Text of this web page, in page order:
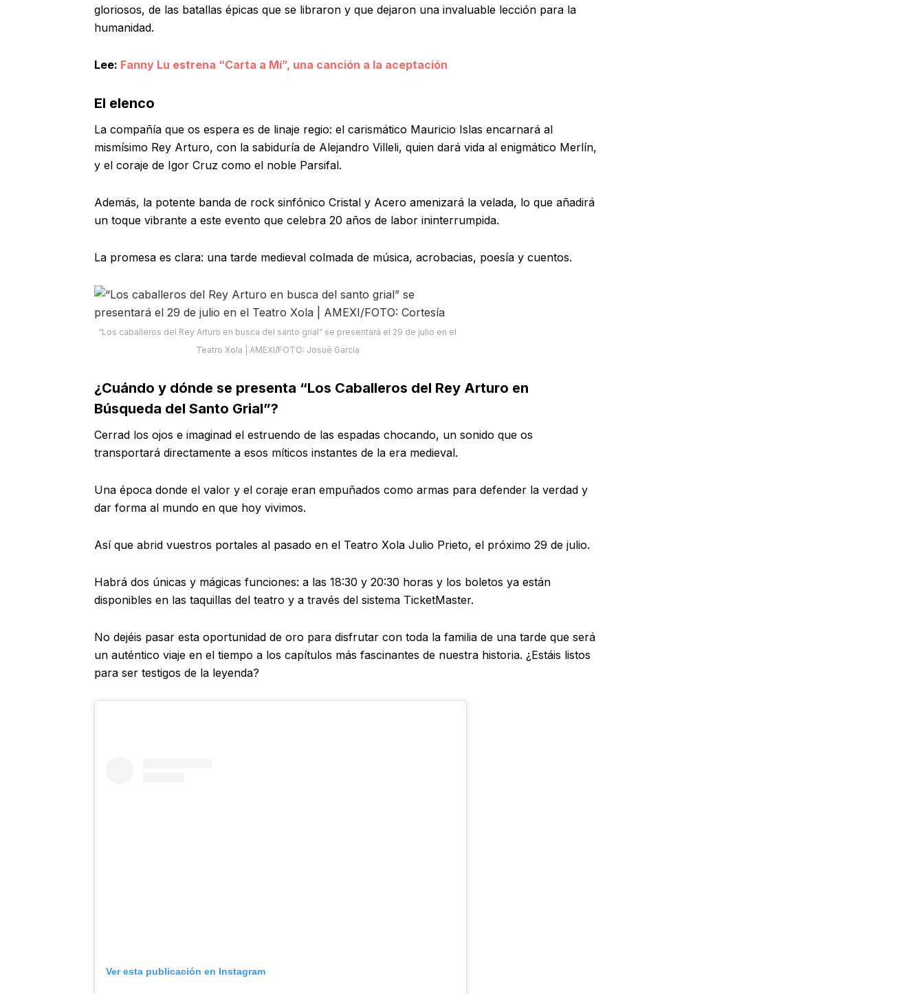
gloriosos, de las batallas épicas que se libraron y que dejaron una invaluable lección para la
humanidad.
Lee: Fanny Lu estrena “Carta a Mí”, una canción a la aceptación
El elenco
La compañía que os espera es de linaje regio: el carismático Mauricio Islas encarnará al
mismísimo Rey Arturo, con la sabiduría de Alejandro Villeli, quien dará vida al enigmático Merlín,
y el coraje de Igor Cruz como el noble Parsifal.
Además, la potente banda de rock sinfónico Cristal y Acero amenizará la velada, lo que añadirá
un toque vibrante a este evento que celebra 20 años de labor ininterrumpida.
La promesa es clara: una tarde medieval colmada de música, acrobacias, poesía y cuentos.
“Los caballeros del Rey Arturo en busca del santo grial” se presentará el 29 de julio en el
Teatro Xola | AMEXI/FOTO: Josué García
¿Cuándo y dónde se presenta “Los Caballeros del Rey Arturo en
Búsqueda del Santo Grial”?
Cerrad los ojos e imaginad el estruendo de las espadas chocando, un sonido que os
transportará directamente a esos míticos instantes de la era medieval.
Una época donde el valor y el coraje eran empuñados como armas para defender la verdad y
dar forma al mundo en que hoy vivimos.
Así que abrid vuestros portales al pasado en el Teatro Xola Julio Prieto, el próximo 29 de julio.
Habrá dos únicas y mágicas funciones: a las 18:30 y 20:30 horas y los boletos ya están
disponibles en las taquillas del teatro y a través del sistema TicketMaster.
No dejéis pasar esta oportunidad de oro para disfrutar con toda la familia de una tarde que será
un auténtico viaje en el tiempo a los capítulos más fascinantes de nuestra historia. ¿Estáis listos
para ser testigos de la leyenda?
Ver esta publicación en Instagram